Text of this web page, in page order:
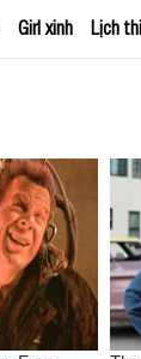
Girl xinh Lịch